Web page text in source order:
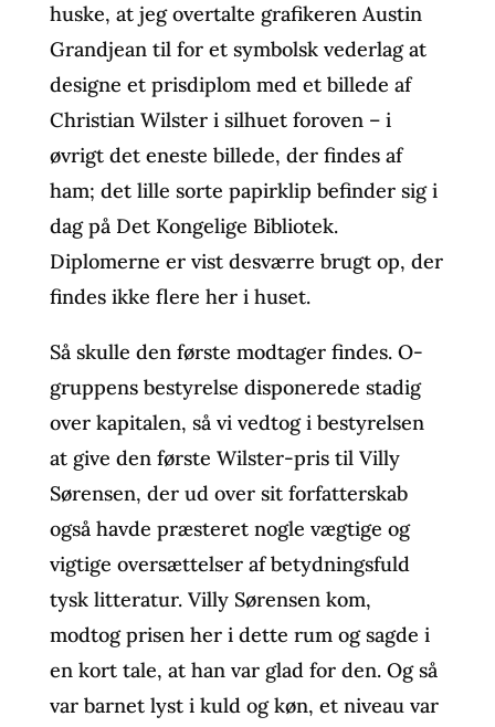
huske, at jeg overtalte grafikeren Austin
Grandjean til for et symbolsk vederlag at
designe et prisdiplom med et billede af
Christian Wilster i silhuet foroven – i
øvrigt det eneste billede, der findes af
ham; det lille sorte papirklip befinder sig i
dag på Det Kongelige Bibliotek.
Diplomerne er vist desværre brugt op, der
findes ikke flere her i huset.
Så skulle den første modtager findes. O-
gruppens bestyrelse disponerede stadig
over kapitalen, så vi vedtog i bestyrelsen
at give den første Wilster-pris til Villy
Sørensen, der ud over sit forfatterskab
også havde præsteret nogle vægtige og
vigtige oversættelser af betydningsfuld
tysk litteratur. Villy Sørensen kom,
modtog prisen her i dette rum og sagde i
en kort tale, at han var glad for den. Og så
var barnet lyst i kuld og køn, et niveau var